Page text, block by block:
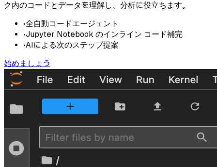
ク内のコードとデータを理解し、分析に役立ちます。
•全自動コードエージェント
•Jupyter Notebook のインライン コード補完
•AIによる次のステップ提案
始めましょう